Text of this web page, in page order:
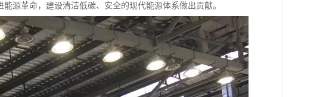
源革命，建设清洁低碳、安全的现代能源体系做出贡献。